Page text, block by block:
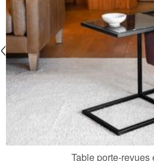
Table porte-revues